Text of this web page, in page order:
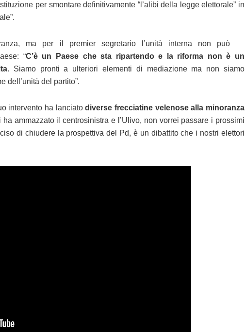
per smontare definitivamente “l’alibi della legge elettorale” in
ma per il premier segretario l’unità interna non può
“C’è un Paese che sta ripartendo e la riforma non è un
Siamo pronti a ulteriori elementi di mediazione ma non siamo
dell’unità del partito”.
intervento ha lanciatodiverse frecciatine velenose alla minoranza
ammazzato il centrosinistra e l’Ulivo, non vorrei passare i prossimi
di chiudere la prospettiva del Pd, è un dibattito che i nostri elettori